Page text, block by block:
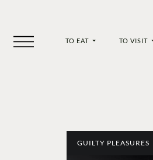
TO EAT TO VISIT
GUILTY PLEASURES